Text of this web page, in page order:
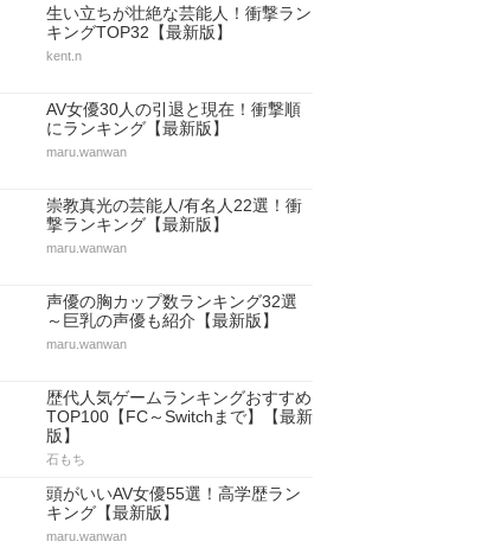
生い立ちが壮絶な芸能人！衝撃ラン
キングTOP32【最新版】
kent.n
AV女優30人の引退と現在！衝撃順
にランキング【最新版】
maru.wanwan
崇教真光の芸能人/有名人22選！衝
撃ランキング【最新版】
maru.wanwan
声優の胸カップ数ランキング32選
～巨乳の声優も紹介【最新版】
maru.wanwan
歴代人気ゲームランキングおすすめ
TOP100【FC～Switchまで】【最新
版】
石もち
頭がいいAV女優55選！高学歴ラン
キング【最新版】
maru.wanwan